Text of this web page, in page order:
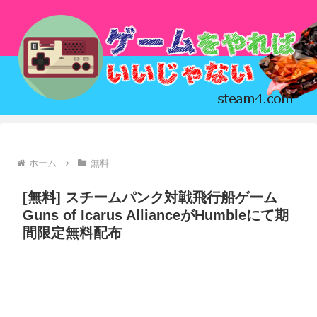
ホーム 無料
[無料] スチームパンク対戦飛行船ゲーム
Guns of Icarus AllianceがHumbleにて期
間限定無料配布